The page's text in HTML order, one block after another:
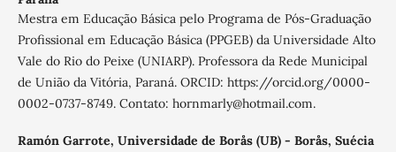
Mestra em Educação Básica pelo Programa de Pós-Graduação
Profissional em Educação Básica (PPGEB) da Universidade Alto
Vale do Rio do Peixe (UNIARP). Professora da Rede Municipal
de União da Vitória, Paraná. ORCID: https://orcid.org/0000-
0002-0737-8749. Contato: hornmarly@hotmail.com.
Ramón Garrote, Universidade de Borås (UB) - Borås, Suécia